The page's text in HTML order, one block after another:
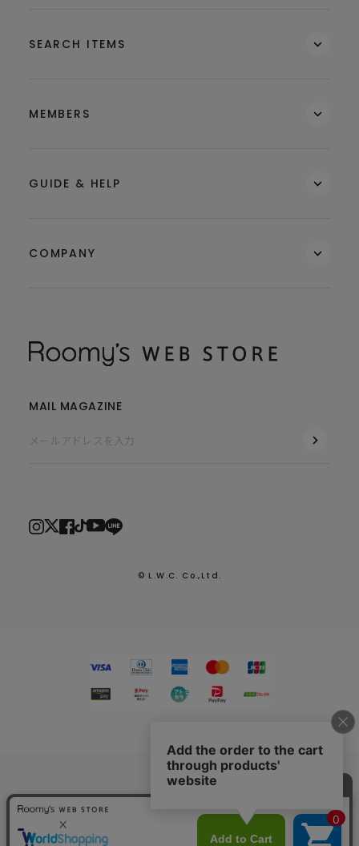
2026.7.29
熊本県熊本地方を震源とする地震による配送への影響につい
SEARCH ITEMS
MEMBERS
GUIDE & HELP
COMPANY
MAIL MAGAZINE
© L.W.C. Co.,Ltd.